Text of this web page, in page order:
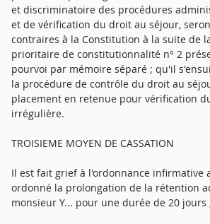
et discriminatoire des procédures
et de vérification du droit au séjour,
contraires à la Constitution à la suite de
prioritaire de constitutionnalité n° 2
pourvoi par mémoire séparé ; qu'il
la procédure de contrôle du droit au
placement en retenue pour vérification
irrégulière.
TROISIEME MOYEN DE CASSATION
Il est fait grief à l'ordonnance infirmative
ordonné la prolongation de la rétention
monsieur Y... pour une durée de 20 jours